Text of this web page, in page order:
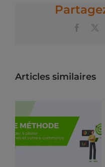
Articles similaires